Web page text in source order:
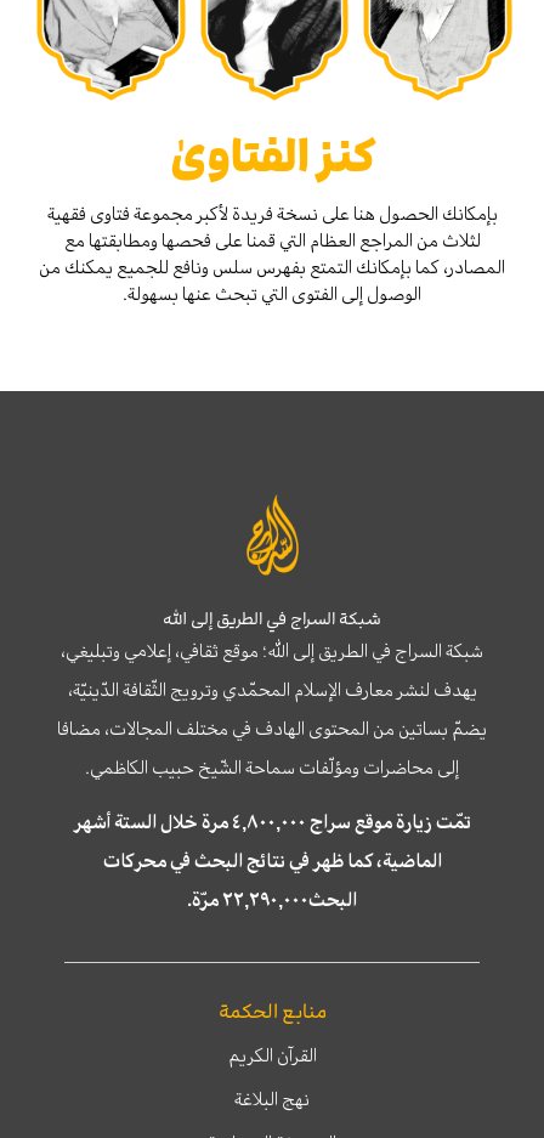
كنز الفتاوىٰ
بإمكانك الحصول هنا على نسخة فريدة لأكبر مجموعة فتاوى فقهية
لثلاث من المراجع العظام التي قمنا على فحصها ومطابقتها مع
المصادر، كما بإمكانك التمتع بفهرس سلس ونافع للجميع يمكنك من
الوصول إلى الفتوى التي تبحث عنها بسهولة.
شبكة السراج في الطريق إلى الله
شبكة السراج في الطريق إلى الله؛ موقع ثقافي، إعلامي وتبليغي،
يهدف لنشر معارف الإسلام المحمّدي وترويج الثّقافة الدّينيّة،
يضمّ بساتين من المحتوى الهادف في مختلف المجالات، مضافا
إلى محاضرات ومؤلّفات سماحة الشّيخ حبيب الكاظمي.
تمّت زيارة موقع سراج ٤,٨٠٠,٠٠٠ مرة خلال الستة أشهر
الماضية، كما ظهر في نتائج البحث في محركات
البحث٢٢,٢٩٠,٠٠٠ مرّة.
منابع الحكمة
القرآن الكريم
نهج البلاغة